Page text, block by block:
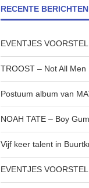
RECENTE BERICHTEN
EVENTJES
TROOST – Not All Men
Postuum album van
NOAH TATE – Boy Gum
Vijf keer talent in
EVENTJES